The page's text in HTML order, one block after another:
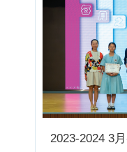
2023-2024 3